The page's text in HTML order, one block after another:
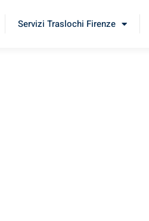
Servizi Traslochi Firenze